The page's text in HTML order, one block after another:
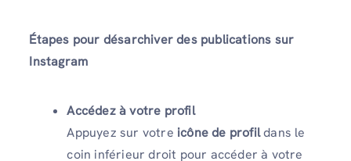
Étapes pour désarchiver des publications sur
Instagram
Accédez à votre profil
Appuyez sur votre icône de profildans le
coin inférieur droit pour accéder à votre